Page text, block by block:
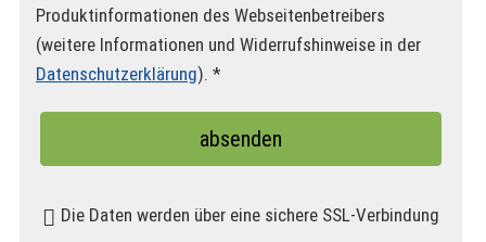
Produktinformationen des Webseitenbetreibers
(weitere Informationen und Widerrufshinweise in der
Datenschutzerklärung). *
absenden
Die Daten werden über eine sichere SSL-Verbindung